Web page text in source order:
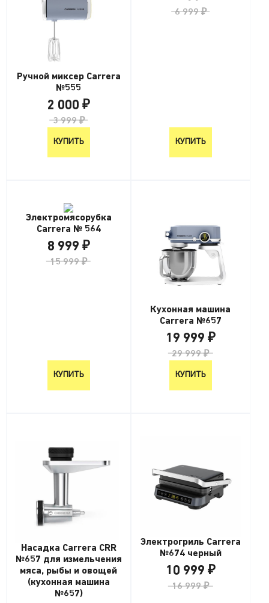
Ручной миксер Carrera
№555
2 000 ₽
3 999 ₽
КУПИТЬ
6 999 ₽
КУПИТЬ
Электромясорубка
Carrera № 564
8 999 ₽
15 999 ₽
КУПИТЬ
Кухонная машина
Carrera №657
19 999 ₽
29 999 ₽
КУПИТЬ
Насадка Carrera CRR
№657 для измельчения
мяса, рыбы и овощей
(кухонная машина
№657)
Электрогриль Carrera
№674 черный
10 999 ₽
16 999 ₽